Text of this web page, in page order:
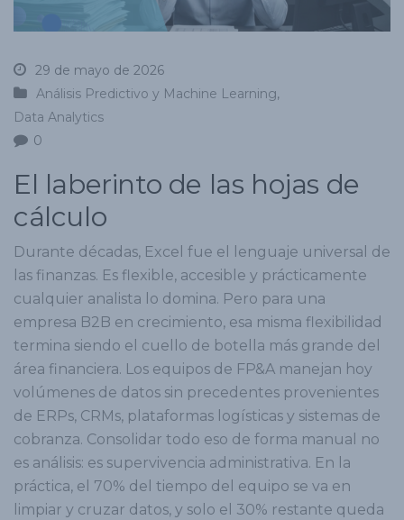
29 de mayo de 2026
Análisis Predictivo y Machine Learning,
Data Analytics
0
El laberinto de las hojas de
cálculo
Durante décadas, Excel fue el lenguaje universal de
las finanzas. Es flexible, accesible y prácticamente
cualquier analista lo domina. Pero para una
empresa B2B en crecimiento, esa misma flexibilidad
termina siendo el cuello de botella más grande del
área financiera. Los equipos de FP&A manejan hoy
volúmenes de datos sin precedentes provenientes
de ERPs, CRMs, plataformas logísticas y sistemas de
cobranza. Consolidar todo eso de forma manual no
es análisis: es supervivencia administrativa. En la
práctica, el 70% del tiempo del equipo se va en
limpiar y cruzar datos, y solo el 30% restante queda